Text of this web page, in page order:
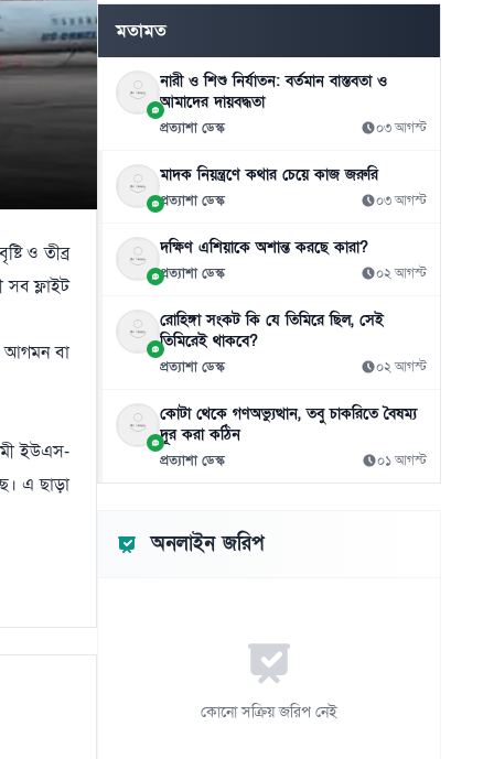
ও তীব্র
সব ফ্লাইট
আগমন বা
ইউএস-
এ ছাড়া
ভিসা নিয়ে সতর্ক করলো ভারতীয় হাইকমিশন
০৬ আগস্ট
মহেশখালী থেকে জাতীয় গ্রিডে সরবরাহ হচ্ছে ৮০০
মিলিয়ন ঘনফুট গ্যাস
০৬ আগস্ট
রাষ্ট্রপতি নির্বাচনের তারিখ ঘোষণা
০৬ আগস্ট
সালমান খানকে প্রতারণার মামলায় আদালতে তলব
০৬ আগস্ট
মিরাজের সেঞ্চুরিতে প্রথম ইনিংসে টাইগারদের
সংগ্রহ ২৬৩ রান
০৬ আগস্ট
নতুন সিনেমার জন্য ১৬ কেজি ওজন কমিয়েছেন
সালমান
১৪
লিফটের মধ্যে সহকর্মীকে ধর্ষণ, দোষী সাহলেন
তৈরির নির্দেশ প্রধানমন্ত্রীর
মতামত
নারী ও শিশু নির্যাতন: বর্তমান বাস্তবতা ও
আমাদের দায়বদ্ধতা
প্রত্যাশা ডেস্ক ০৩ আগস্ট
মাদক নিয়ন্ত্রণে কথার চেয়ে কাজ জরুরি
প্রত্যাশা ডেস্ক ০৩ আগস্ট
দক্ষিণ এশিয়াকে অশান্ত করছে কারা?
প্রত্যাশা ডেস্ক ০২ আগস্ট
রোহিঙ্গা সংকট কি যে তিমিরে ছিল, সেই
তিমিরেই থাকবে?
প্রত্যাশা ডেস্ক ০২ আগস্ট
কোটা থেকে গণঅভ্যুত্থান, তবু চাকরিতে বৈষম্য
দূর করা কঠিন
প্রত্যাশা ডেস্ক ০১ আগস্ট
অনলাইন জরিপ
কোনো সক্রিয় জরিপ নেই